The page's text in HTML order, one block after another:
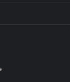
Steam?
Epic Games?